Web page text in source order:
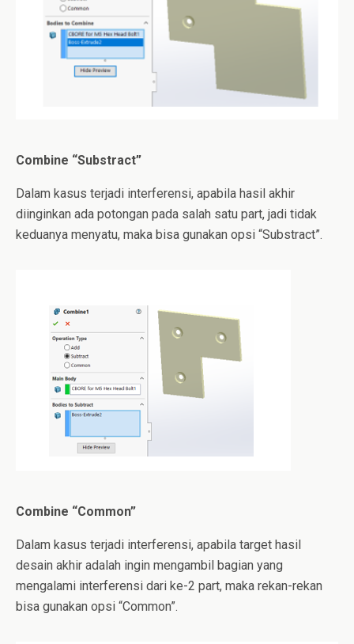
Combine “Substract”
Dalam kasus terjadi interferensi, apabila hasil akhir
diinginkan ada potongan pada salah satu part, jadi tidak
keduanya menyatu, maka bisa gunakan opsi “Substract”.
Combine “Common”
Dalam kasus terjadi interferensi, apabila target hasil
desain akhir adalah ingin mengambil bagian yang
mengalami interferensi dari ke-2 part, maka rekan-rekan
bisa gunakan opsi “Common”.